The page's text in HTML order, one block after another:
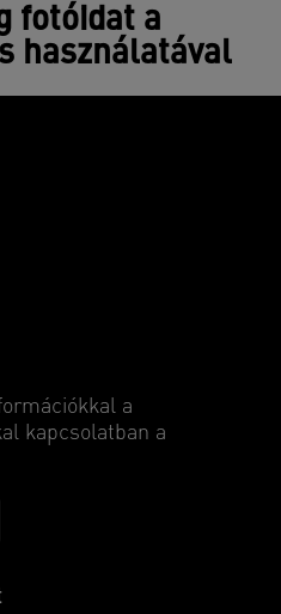
fotóidat a
használatával
a
kapcsolatban a